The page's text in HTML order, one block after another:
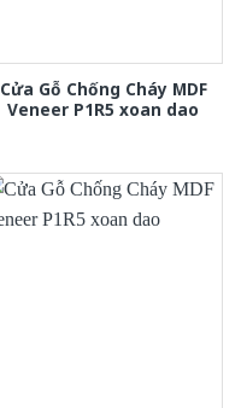
Cửa Gỗ Chống Cháy MDF
Veneer P1R5 xoan dao